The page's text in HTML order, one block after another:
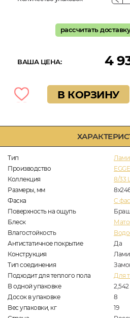
Тип
Производство
Коллекция
8/33
Размеры, мм
Фаска
C
Поверхность на ощупь
Блеск
Влагостойкость
Антистатичное покрытие
Да
Конструкция
Тип соединения
Подходит для теплого пола
Для
В одной упаковке
2,542
Досок в упаковке
8
Вес упаковки, кг
19
рассчитать
ВАША ЦЕНА: 4
В КОРЗИНУ